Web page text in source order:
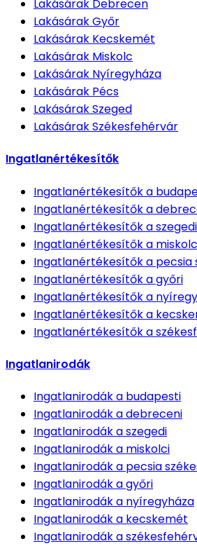
Lakásárak Debrecen
LakásárakGyőr
Lakásárak Kecskemét
Lakásárak Miskolc
Lakásárak Nyíregyháza
Lakásárak Pécs
LakásárakSzeged
LakásárakSzékesfehérvár
Ingatlanértékesítők
Ingatlanértékesítőka
Ingatlanértékesítőka
Ingatlanértékesítőka szegedi
Ingatlanértékesítőka
Ingatlanértékesítőka pecsia
Ingatlanértékesítőka győri
Ingatlanértékesítőka
Ingatlanértékesítőka
Ingatlanértékesítőka
Ingatlanirodák
Ingatlanirodáka budapesti
Ingatlanirodáka debreceni
Ingatlanirodáka szegedi
Ingatlanirodáka miskolci
Ingatlanirodáka pecsia
Ingatlanirodáka győri
Ingatlanirodáka nyíregyháza
Ingatlanirodáka kecskemét
Ingatlanirodáka